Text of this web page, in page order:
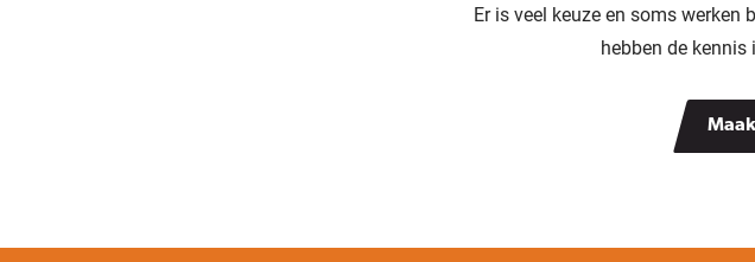
Er is veel keuze en soms
hebben de